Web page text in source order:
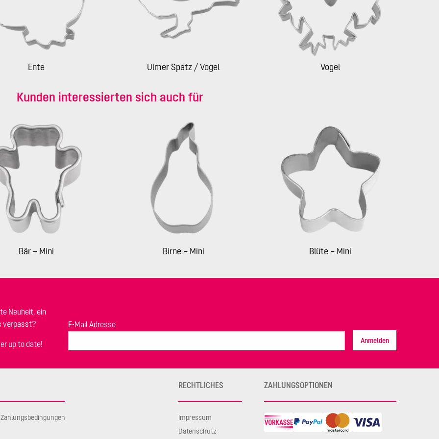
Ente Ulmer Spatz / Vogel Vogel
Kunden interessierten sich auch für
Bär – Mini Birne – Mini Blüte – Mini
Neuheit, ein
verpasst?
up to date!
E-Mail Adresse
Anmelden
RECHTLICHES
Impressum
Datenschutz
ZAHLUNGSOPTIONEN